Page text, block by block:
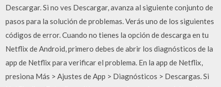
Descargar. Si no ves Descargar, avanza al siguiente conjunto de
pasos para la solución de problemas. Verás uno de los siguientes
códigos de error. Cuando no tienes la opción de descarga en tu
Netflix de Android, primero debes de abrir los diagnósticos de la
app de Netflix para verificar el problema. En la app de Netflix,
presiona Más > Ajustes de App > Diagnósticos > Descargas. Si